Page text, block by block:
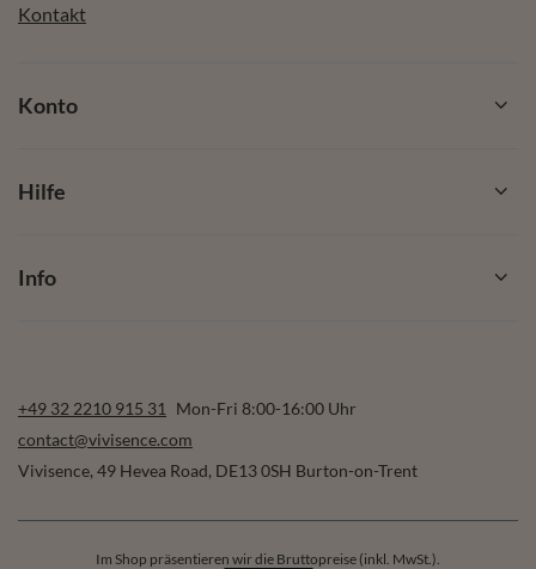
Kontakt
Konto
Hilfe
Info
+49 32 2210 915 31
Mon-Fri 8:00-16:00 Uhr
contact@vivisence.com
Vivisence, 49 Hevea Road, DE13 0SH Burton-on-Trent
Im Shop präsentieren wir die Bruttopreise (inkl. MwSt.).